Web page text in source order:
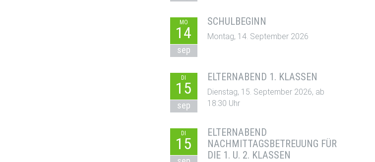
MO
14
sep
SCHULBEGINN
Montag, 14. September 2026
DI
15
sep
ELTERNABEND 1. KLASSEN
Dienstag, 15. September 2026, ab
18:30 Uhr
DI
15
ELTERNABEND
NACHMITTAGSBETREUUNG FÜR
DIE 1. U. 2. KLASSEN